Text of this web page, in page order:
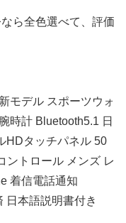
ら全色選べて、評価
モデル スポーツウォ
時計 Bluetooth5.1 日
HDタッチパネル 50
ントロール メンズ レ
着信電話通知
日本語説明書付き